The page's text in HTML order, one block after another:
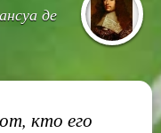
де
кто его